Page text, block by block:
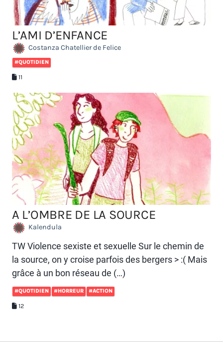
L’AMI D’ENFANCE
Costanza Chatellier de Felice
#QUOTIDIEN
11
A L’OMBRE DE LA SOURCE
Kalendula
TW Violence sexiste et sexuelle Sur le chemin de
la source, on y croise parfois des bergers > :( Mais
grâce à un bon réseau de (…)
#QUOTIDIEN #HORREUR #ACTION
12